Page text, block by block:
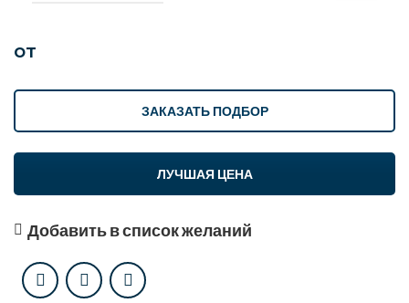
от
ЛУЧШАЯ ЦЕНА
ЗАКАЗАТЬ ПОДБОР
Добавить в список желаний